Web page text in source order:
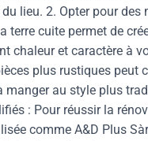
lieu. 2. Opter pour
terre cuite permet de
chaleur et caractère à
plus rustiques
au style plus
: Pour réussir la
comme A&D Plus